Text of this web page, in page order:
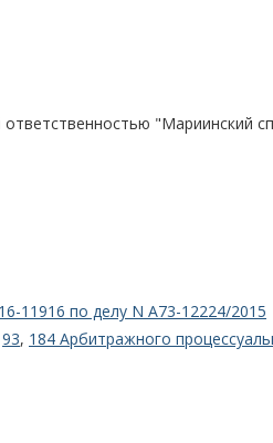
"Мариинский
11916 по делу N А73-12224/2015
93, 184 Арбитражного